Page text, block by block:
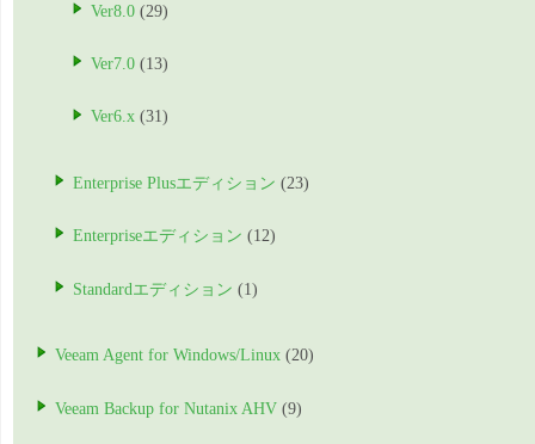
Ver8.0 (29)
Ver7.0 (13)
Ver6.x (31)
Enterprise Plusエディション (23)
Enterpriseエディション (12)
Standardエディション (1)
Veeam Agent for Windows/Linux (20)
Veeam Backup for Nutanix AHV (9)